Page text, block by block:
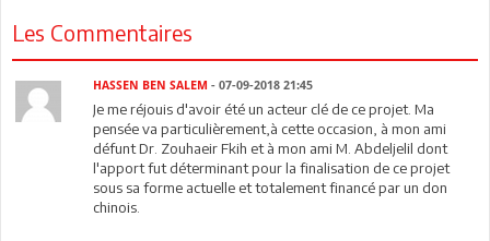
Les Commentaires
HASSEN BEN SALEM - 07-09-2018 21:45
Je me réjouis d'avoir été un acteur clé de ce projet. Ma
pensée va particulièrement,à cette occasion, à mon ami
défunt Dr. Zouhaeir Fkih et à mon ami M. Abdeljelil dont
l'apport fut déterminant pour la finalisation de ce projet
sous sa forme actuelle et totalement financé par un don
chinois.